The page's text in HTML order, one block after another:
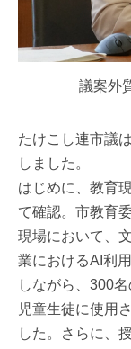
議案外
たけこし連市議
しました。
はじめに、教育
て確認。市教育
現場において、
業におけるAI利
しながら、300
児童生徒に使用
した。さらに、